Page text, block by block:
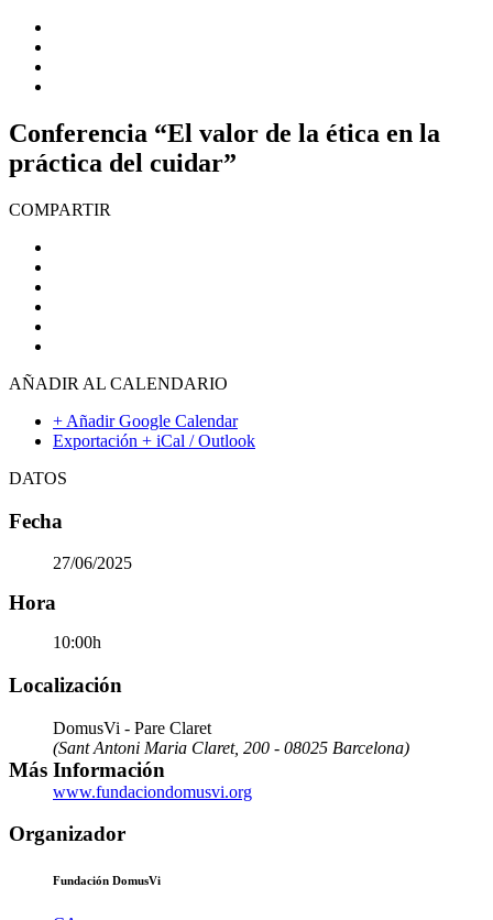
Conferencia “El valor de la ética en la
práctica del cuidar”
COMPARTIR
AÑADIR AL CALENDARIO
+ Añadir Google Calendar
Exportación + iCal / Outlook
DATOS
Fecha
27/06/2025
Hora
10:00h
Localización
DomusVi - Pare Claret
(Sant Antoni Maria Claret, 200 - 08025 Barcelona)
Más Información
www.fundaciondomusvi.org
Organizador
Fundación DomusVi